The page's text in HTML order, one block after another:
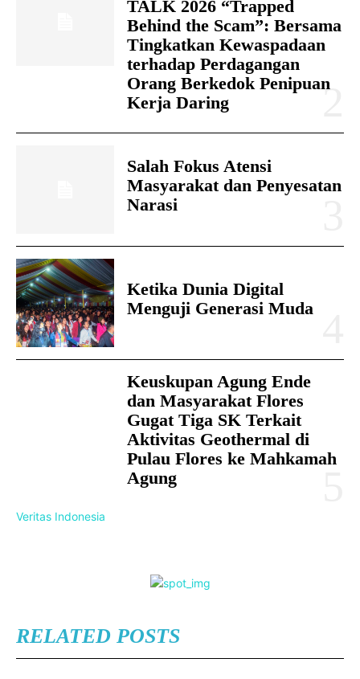
TALK 2026 “Trapped
Behind the Scam”: Bersama
Tingkatkan Kewaspadaan
terhadap Perdagangan
Orang Berkedok Penipuan
Kerja Daring
Salah Fokus Atensi
Masyarakat dan Penyesatan
Narasi
Ketika Dunia Digital
Menguji Generasi Muda
Keuskupan Agung Ende
dan Masyarakat Flores
Gugat Tiga SK Terkait
Aktivitas Geothermal di
Pulau Flores ke Mahkamah
Agung
Veritas Indonesia
RELATED POSTS